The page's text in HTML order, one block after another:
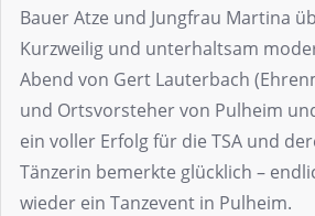
Bauer Atze und Jungfrau Martina
Kurzweilig und unterhaltsam
Abend von Gert Lauterbach
und Ortsvorsteher von Pulheim
ein voller Erfolg für die TSA und
Tänzerin bemerkte glücklich –
wieder ein Tanzevent in Pulheim.